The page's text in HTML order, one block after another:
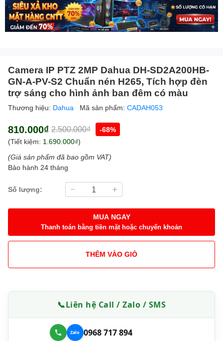
Camera IP PTZ 2MP Dahua DH-SD2A200HB-
GN-A-PV-S2 Chuẩn nén H265, Tích hợp đèn
trợ sáng cho hình ảnh ban đêm có màu
Thương hiệu: Dahua Mã sản phẩm: CADAH053
810.000₫ 2.500.000₫
-68%
(Tiết kiệm: 1.690.000₫)
(Giá sản phẩm đã bao gồm VAT)
Bảo hành 24 tháng
Số lượng:
MUA NGAY
Thanh toán bằng tiền mặt hoặc chuyển khoản
THÊM VÀO GIỎ
📞Liên hệ Call / Zalo / SMS
0968 717 894